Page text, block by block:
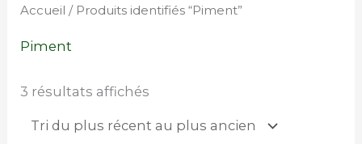
Accueil / Produits identifiés “Piment”
Piment
3 résultats affichés
plus